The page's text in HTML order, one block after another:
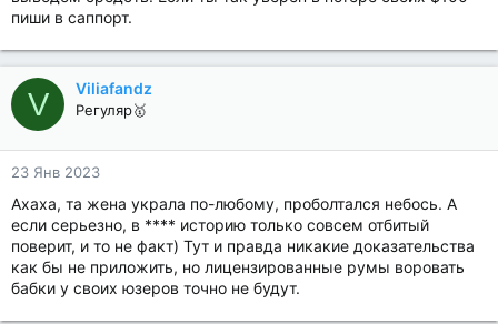
пиши в саппорт.
V Viliafandz
Регуляр🥇
23 Янв 2023
Ахаха, та жена украла по-любому, проболтался небось. А
если серьезно, в **** историю только совсем отбитый
поверит, и то не факт) Тут и правда никакие доказательства
как бы не приложить, но лицензированные румы воровать
бабки у своих юзеров точно не будут.